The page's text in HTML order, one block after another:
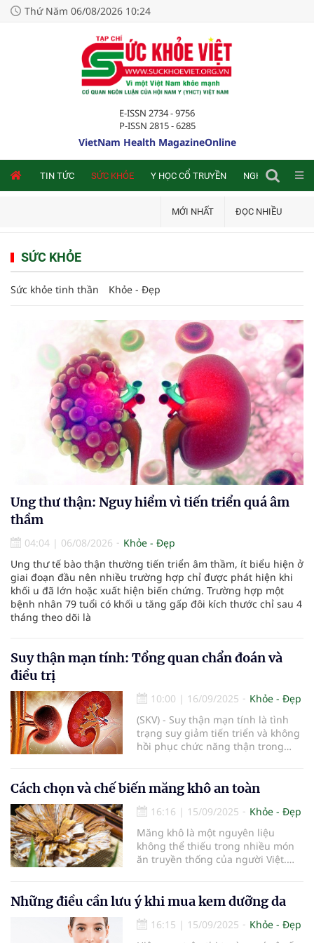
Thứ Năm 06/08/2026 10:24
E-ISSN 2734 - 9756
P-ISSN 2815 - 6285
VietNam Health MagazineOnline
TIN TỨC SỨC KHỎE Y HỌC CỔ TRUYỀN NGHIÊN CỨU
MỚI NHẤT ĐỌC NHIỀU
SỨC KHỎE
Sức khỏe tinh thần Khỏe - Đẹp
Ung thư thận: Nguy hiểm vì tiến triển quá âm
thầm
04:04 | 06/08/2026
Khỏe - Đẹp
Ung thư tế bào thận thường tiến triển âm thầm, ít biểu hiện ở
giai đoạn đầu nên nhiều trường hợp chỉ được phát hiện khi
khối u đã lớn hoặc xuất hiện biến chứng. Trường hợp một
bệnh nhân 79 tuổi có khối u tăng gấp đôi kích thước chỉ sau 4
tháng theo dõi là
Suy thận mạn tính: Tổng quan chẩn đoán và
điều trị
10:00 | 16/09/2025
Khỏe - Đẹp
(SKV) - Suy thận mạn tính là tình
trạng suy giảm tiến triển và không
hồi phục chức năng thận trong
và tích tụ các chất chuyển hóa độc
hại trong cơ thể. Bệnh diễn tiến
âm thầm, triệu chứng thường
không rõ ràng ở giai đoạn sớm
nhưng có thể gây nhiều biến
chứng nghiêm trọng nếu không
được phát hiện và điều trị kịp thời.
nhân và các phương pháp quản lý
suy thận mạn tính có vai trò quan
trọng trong việc làm chậm tiến
triển bệnh và nâng cao chất lượng
Cách chọn và chế biến măng khô an toàn
16:16 | 15/09/2025
Khỏe - Đẹp
Măng khô là một nguyên liệu
không thể thiếu trong nhiều món
ăn truyền thống của người Việt.
đảm bảo sức khỏe vẫn luôn là vấn
đề được nhiều người quan tâm.
Dưới đây là những hướng dẫn và
lưu ý quan trọng giúp bạn sử dụng
Những điều cần lưu ý khi mua kem dưỡng da
16:15 | 15/09/2025
Khỏe - Đẹp